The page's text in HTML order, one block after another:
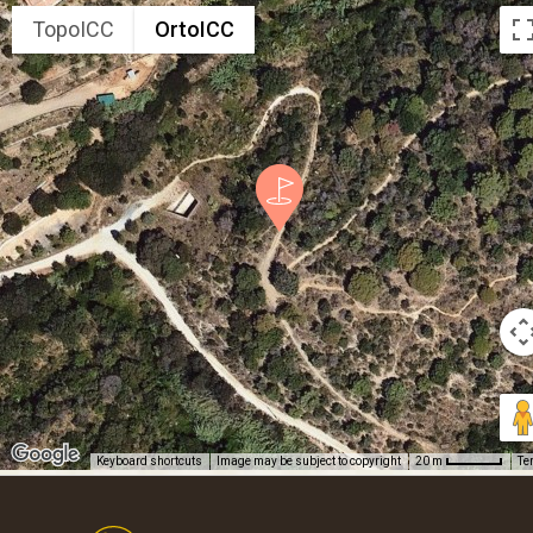
TopoICC OrtoICC
Keyboard shortcuts Image may be subject to copyright 20 m